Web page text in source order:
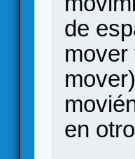
de
en